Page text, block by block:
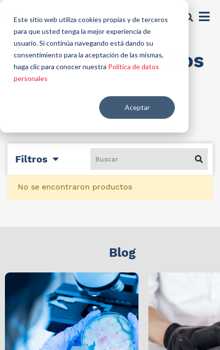
Este sitio web utiliza cookies propias y de terceros
para que usted tenga la mejor experiencia de
usuario. Si continúa navegando está dando su
consentimiento para la aceptación de las mismas,
haga clic para conocer nuestra Política de datos
personales
Aceptar
Colores y pigmentos
Filtros
No se encontraron productos
Blog